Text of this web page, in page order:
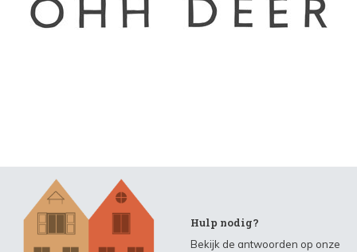
Hulp nodig?
Bekijk de antwoorden op onze